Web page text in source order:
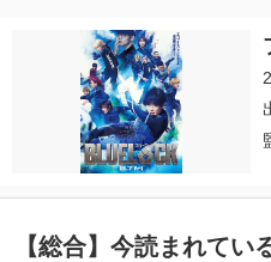
【総合】今読まれてい